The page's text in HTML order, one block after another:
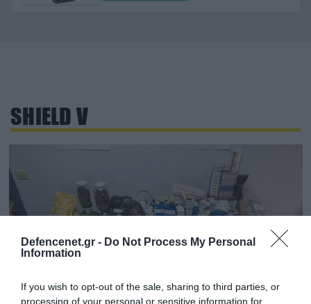
Defencenet.gr - Do Not Process My Personal
Information
If you wish to opt-out of the sale, sharing to third parties, or
processing of your personal or sensitive information for
SHIELD V